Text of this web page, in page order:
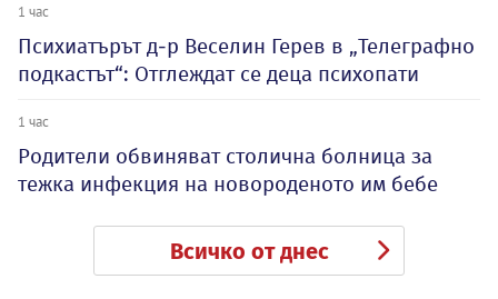
1 час
Психиатърът д-р Веселин Герев в „Телеграфно
подкастът“: Отглеждат се деца психопати
1 час
Родители обвиняват столична болница за
тежка инфекция на новороденото им бебе
Всичко от днес